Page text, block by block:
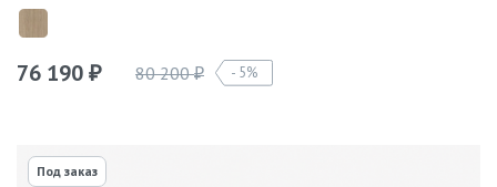
76 190 ₽ 80 200₽ 5%
Под заказ